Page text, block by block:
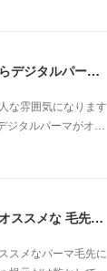
髪がミディアム〜ロングならデジタルパーマがオススメです！！
な雰囲気になります
ジタルパーマがオ…
ボブで変化が欲しいかたにオススメな 毛先パーマ
スメなパーマ毛先に